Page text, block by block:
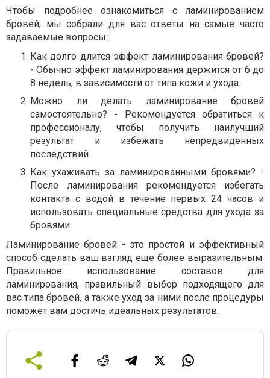
Чтобы подробнее ознакомиться с ламинированием
бровей, мы собрали для вас ответы на самые часто
задаваемые вопросы:
Как долго длится эффект ламинирования бровей?
- Обычно эффект ламинирования держится от 6 до
8 недель, в зависимости от типа кожи и ухода.
Можно ли делать ламинирование бровей
самостоятельно? - Рекомендуется обратиться к
профессионалу, чтобы получить наилучший
результат и избежать непредвиденных
последствий.
Как ухаживать за ламинированными бровями? -
После ламинирования рекомендуется избегать
контакта с водой в течение первых 24 часов и
использовать специальные средства для ухода за
бровями.
Ламинирование бровей - это простой и эффективный
способ сделать ваш взгляд еще более выразительным.
Правильное использование составов для
ламинирования, правильный выбор подходящего для
вас типа бровей, а также уход за ними после процедуры
поможет вам достичь идеальных результатов.